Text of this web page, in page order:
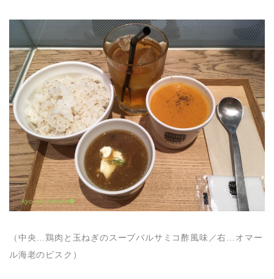
（中央…鶏肉と玉ねぎのスープバルサミコ酢風味／右…オマー
ル海老のビスク）